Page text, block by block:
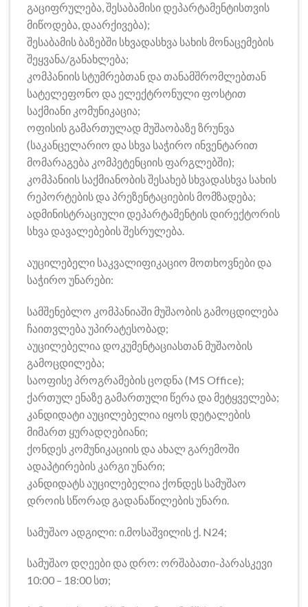
გაციფრულება, შესაბამისი დეპარტამენტისთვის
მიწოდება, დაარქივება);
შესაბამის ბაზებში სხვადასხვა სახის მონაცემების
შეყვანა/განახლება;
კომპანიის სტუმრებთან და თანამშრომლებთან
სატელეფონო და ელექტრონული ფოსტით
საქმიანი კომუნიკაცია;
ოფისის გამართულად მუშაობაზე ზრუნვა
(საკანცელარიო და სხვა საჭირო ინვენტარით
მომარაგება კომპეტენციის ფარგლებში);
კომპანიის საქმიანობის შესახებ სხვადასხვა სახის
რეპორტების და პრეზენტაციების მომზადება;
ადმინისტრაციული დეპარტამენტის დირექტორის
სხვა დავალებების შესრულება.
აუცილებელი საკვალიფიკაციო მოთხოვნები და
საჭირო უნარები:
სამშენებლო კომპანიაში მუშაობის გამოცდილება
ჩაითვლება უპირატესობად;
აუცილებელია დოკუმენტაციასთან მუშაობის
გამოცდილება;
საოფისე პროგრამების ცოდნა (MS Office);
ქართულ ენაზე გამართული წერა და მეტყველება;
კანდიდატი აუცილებელია იყოს დეტალების
მიმართ ყურადღებიანი;
ქონდეს კომუნიკაციის და ახალ გარემოში
ადაპტირების კარგი უნარი;
კანდიდატს აუცილებელია ქონდეს სამუშაო
დროის სწორად გადანაწილების უნარი.
სამუშაო ადგილი: ი.მოსაშვილის ქ. N24;
სამუშაო დღეები და დრო: ორშაბათი-პარასკევი
10:00 – 18:00 სთ;